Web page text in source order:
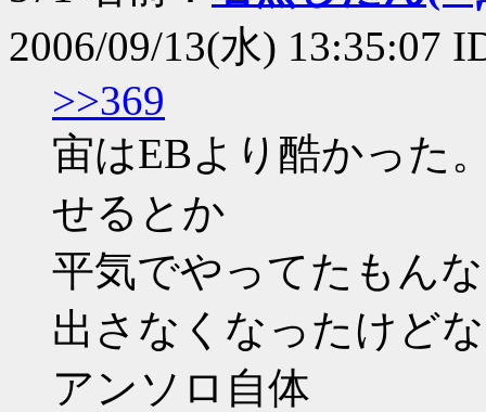
2006/09/13(水) 13:35:07
>>369
宙はEBより酷かった
せるとか
平気でやってたもん
出さなくなったけどな
アンソロ自体